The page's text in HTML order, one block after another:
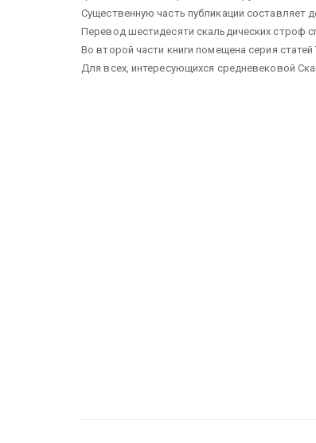
Существенную часть публикации составляет
Перевод шестидесяти скальдических строф
Во второй части книги помещена серия
Для всех, интересующихся средневековой